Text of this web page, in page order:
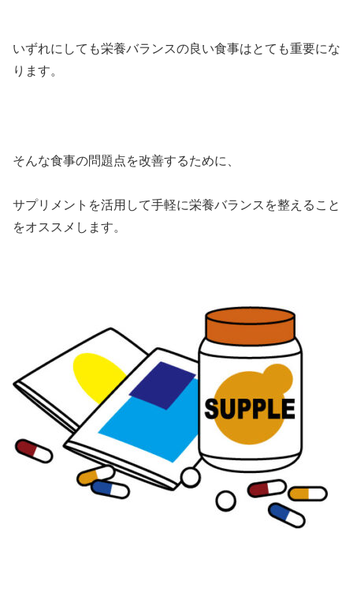
いずれにしても栄養バランスの良い食事はとても重要にな
ります。
そんな食事の問題点を改善するために、
サプリメントを活用して手軽に栄養バランスを整えること
をオススメします。